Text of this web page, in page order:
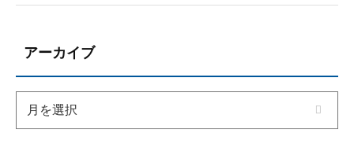
アーカイブ